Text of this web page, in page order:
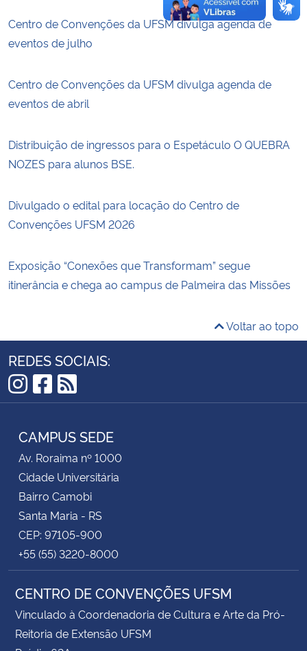
Centro de Convenções da UFSM divulga agenda de
eventos de julho
Centro de Convenções da UFSM divulga agenda de
eventos de abril
Distribuição de ingressos para o Espetáculo O QUEBRA
NOZES para alunos BSE.
Divulgado o edital para locação do Centro de
Convenções UFSM 2026
Exposição “Conexões que Transformam” segue
itinerância e chega ao campus de Palmeira das Missões
Voltar ao topo
REDES SOCIAIS:
Instagram
Facebook
RSS
CAMPUS SEDE
Av. Roraima nº 1000
Cidade Universitária
Bairro Camobi
Santa Maria - RS
CEP: 97105-900
+55 (55) 3220-8000
CENTRO DE CONVENÇÕES UFSM
Vinculado à Coordenadoria de Cultura e Arte da Pró-
Reitoria de Extensão UFSM